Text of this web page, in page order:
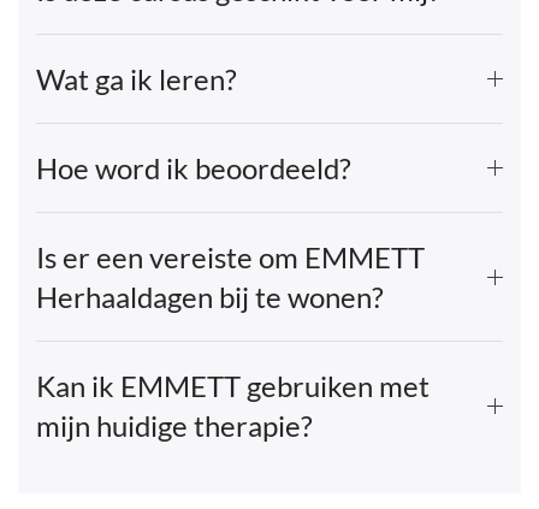
Wat ga ik leren?
Hoe word ik beoordeeld?
Is er een vereiste om EMMETT
Herhaaldagen bij te wonen?
Kan ik EMMETT gebruiken met
mijn huidige therapie?